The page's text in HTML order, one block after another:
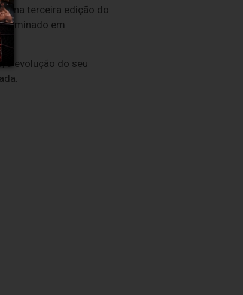
na terceira edição do
em
a evolução do seu